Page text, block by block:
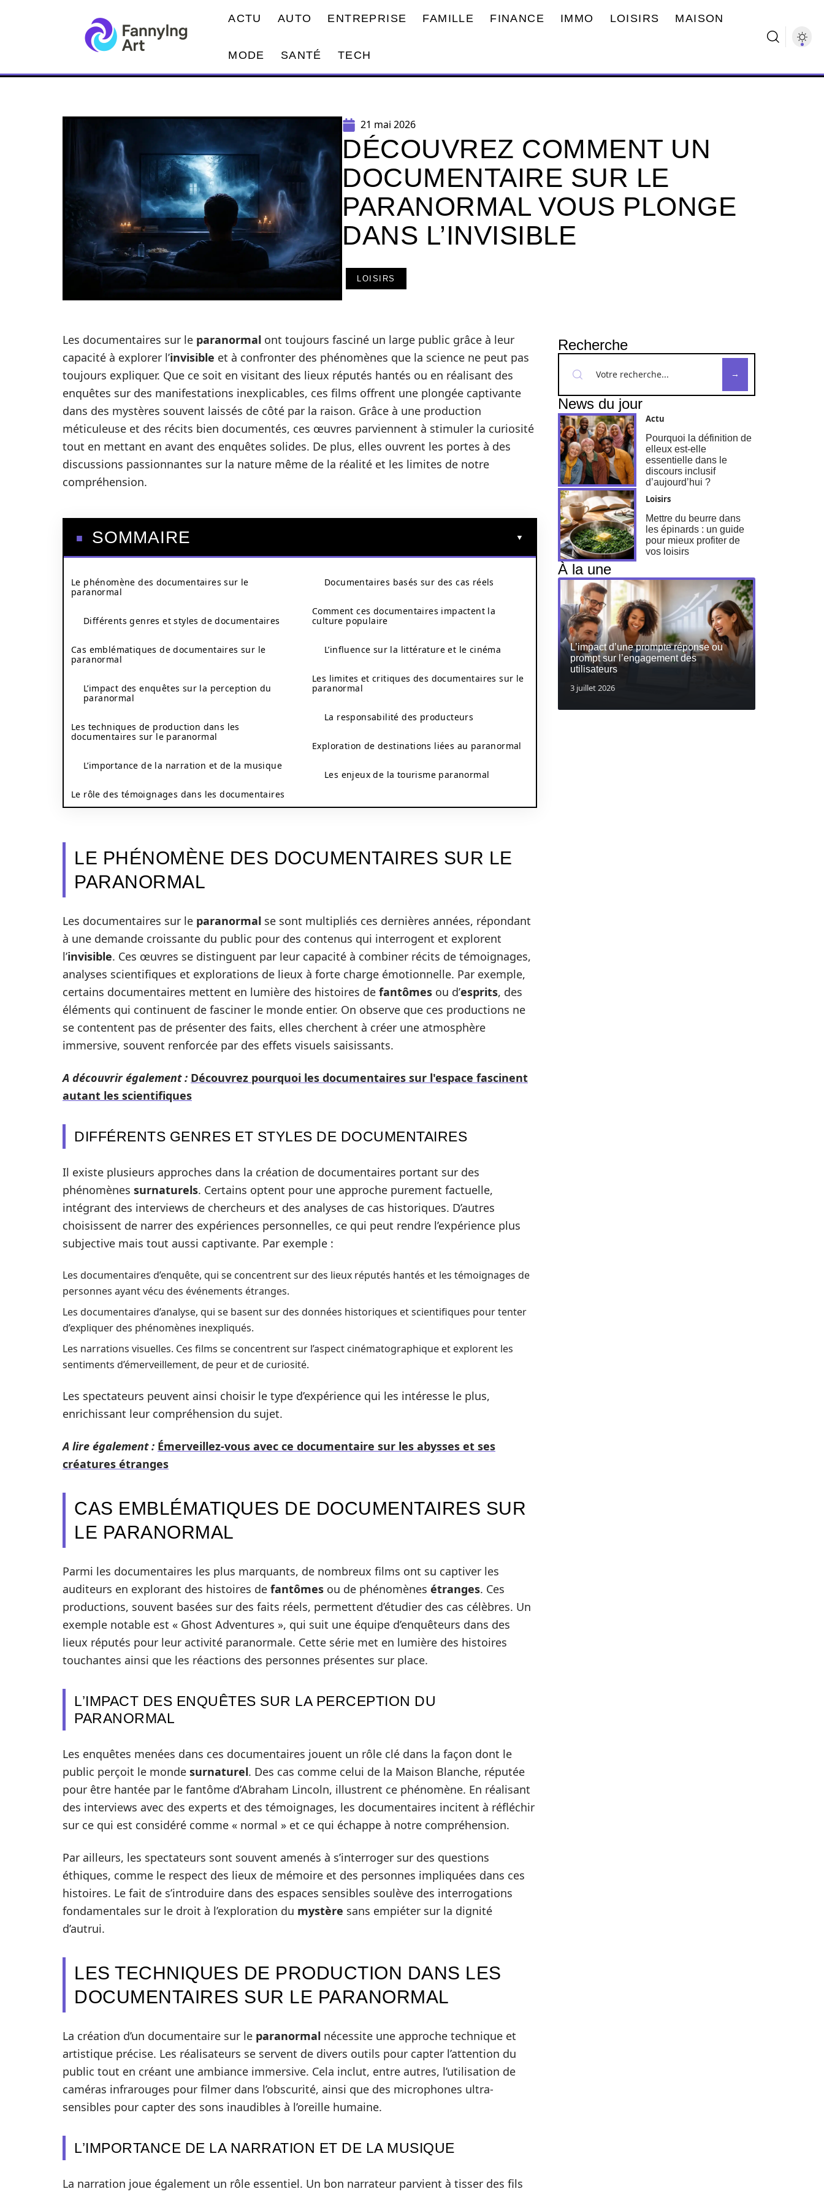
ACTU AUTO ENTREPRISE FAMILLE FINANCE IMMO LOISIRS MAISON
MODE SANTÉ TECH
21 mai 2026
DÉCOUVREZ COMMENT UN
DOCUMENTAIRE SUR LE
PARANORMAL VOUS PLONGE
DANS L’INVISIBLE
LOISIRS
Les documentaires sur le paranormal ont toujours fasciné un large public grâce à leur
capacité à explorer l’invisible et à confronter des phénomènes que la science ne peut pas
toujours expliquer. Que ce soit en visitant des lieux réputés hantés ou en réalisant des
enquêtes sur des manifestations inexplicables, ces films offrent une plongée captivante
dans des mystères souvent laissés de côté par la raison. Grâce à une production
méticuleuse et des récits bien documentés, ces œuvres parviennent à stimuler la curiosité
tout en mettant en avant des enquêtes solides. De plus, elles ouvrent les portes à des
discussions passionnantes sur la nature même de la réalité et les limites de notre
compréhension.
SOMMAIRE
Le phénomène des documentaires sur le
paranormal
Différents genres et styles de documentaires
Cas emblématiques de documentaires sur le
paranormal
L’impact des enquêtes sur la perception du
paranormal
Les techniques de production dans les
documentaires sur le paranormal
L’importance de la narration et de la musique
Le rôle des témoignages dans les documentaires
Documentaires basés sur des cas réels
Comment ces documentaires impactent la
culture populaire
L’influence sur la littérature et le cinéma
Les limites et critiques des documentaires sur le
paranormal
La responsabilité des producteurs
Exploration de destinations liées au paranormal
Les enjeux de la tourisme paranormal
LE PHÉNOMÈNE DES DOCUMENTAIRES SUR LE
PARANORMAL
Les documentaires sur le paranormal se sont multipliés ces dernières années, répondant
à une demande croissante du public pour des contenus qui interrogent et explorent
l’invisible. Ces œuvres se distinguent par leur capacité à combiner récits de témoignages,
analyses scientifiques et explorations de lieux à forte charge émotionnelle. Par exemple,
certains documentaires mettent en lumière des histoires de fantômes ou d’esprits, des
éléments qui continuent de fasciner le monde entier. On observe que ces productions ne
se contentent pas de présenter des faits, elles cherchent à créer une atmosphère
immersive, souvent renforcée par des effets visuels saisissants.
A découvrir également : Découvrez pourquoi les documentaires sur l'espace fascinent
autant les scientifiques
DIFFÉRENTS GENRES ET STYLES DE DOCUMENTAIRES
Il existe plusieurs approches dans la création de documentaires portant sur des
phénomènes surnaturels. Certains optent pour une approche purement factuelle,
intégrant des interviews de chercheurs et des analyses de cas historiques. D’autres
choisissent de narrer des expériences personnelles, ce qui peut rendre l’expérience plus
subjective mais tout aussi captivante. Par exemple :
Les documentaires d’enquête, qui se concentrent sur des lieux réputés hantés et les témoignages de
personnes ayant vécu des événements étranges.
Les documentaires d’analyse, qui se basent sur des données historiques et scientifiques pour tenter
d’expliquer des phénomènes inexpliqués.
Les narrations visuelles. Ces films se concentrent sur l’aspect cinématographique et explorent les
sentiments d’émerveillement, de peur et de curiosité.
Les spectateurs peuvent ainsi choisir le type d’expérience qui les intéresse le plus,
enrichissant leur compréhension du sujet.
A lire également : Émerveillez-vous avec ce documentaire sur les abysses et ses
créatures étranges
CAS EMBLÉMATIQUES DE DOCUMENTAIRES SUR
LE PARANORMAL
Parmi les documentaires les plus marquants, de nombreux films ont su captiver les
auditeurs en explorant des histoires de fantômes ou de phénomènes étranges. Ces
productions, souvent basées sur des faits réels, permettent d’étudier des cas célèbres. Un
exemple notable est « Ghost Adventures », qui suit une équipe d’enquêteurs dans des
lieux réputés pour leur activité paranormale. Cette série met en lumière des histoires
touchantes ainsi que les réactions des personnes présentes sur place.
L’IMPACT DES ENQUÊTES SUR LA PERCEPTION DU
PARANORMAL
Les enquêtes menées dans ces documentaires jouent un rôle clé dans la façon dont le
public perçoit le monde surnaturel. Des cas comme celui de la Maison Blanche, réputée
pour être hantée par le fantôme d’Abraham Lincoln, illustrent ce phénomène. En réalisant
des interviews avec des experts et des témoignages, les documentaires incitent à réfléchir
sur ce qui est considéré comme « normal » et ce qui échappe à notre compréhension.
Par ailleurs, les spectateurs sont souvent amenés à s’interroger sur des questions
éthiques, comme le respect des lieux de mémoire et des personnes impliquées dans ces
histoires. Le fait de s’introduire dans des espaces sensibles soulève des interrogations
fondamentales sur le droit à l’exploration du mystère sans empiéter sur la dignité
d’autrui.
LES TECHNIQUES DE PRODUCTION DANS LES
DOCUMENTAIRES SUR LE PARANORMAL
La création d’un documentaire sur le paranormal nécessite une approche technique et
artistique précise. Les réalisateurs se servent de divers outils pour capter l’attention du
public tout en créant une ambiance immersive. Cela inclut, entre autres, l’utilisation de
caméras infrarouges pour filmer dans l’obscurité, ainsi que des microphones ultra-
sensibles pour capter des sons inaudibles à l’oreille humaine.
L’IMPORTANCE DE LA NARRATION ET DE LA MUSIQUE
La narration joue également un rôle essentiel. Un bon narrateur parvient à tisser des fils
Recherche
News du jour
Actu
Pourquoi la définition de
elleux est-elle
essentielle dans le
discours inclusif
d’aujourd’hui ?
Loisirs
Mettre du beurre dans
les épinards : un guide
pour mieux profiter de
vos loisirs
À la une
L’impact d’une prompte réponse ou
prompt sur l’engagement des
utilisateurs
3 juillet 2026